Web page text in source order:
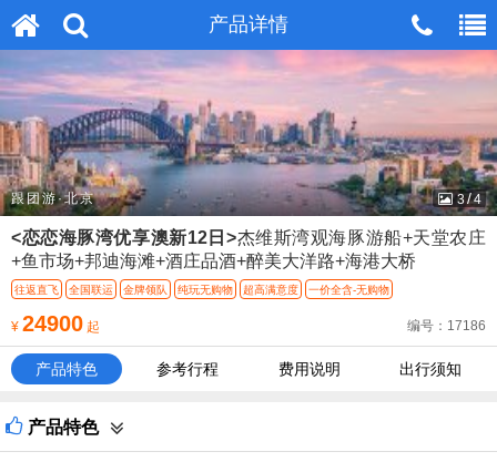
产品详情
head_m_tel.htm
4/4
跟团游·北京
<恋恋海豚湾优享澳新12日>杰维斯湾观海豚游船+天堂农庄
+鱼市场+邦迪海滩+酒庄品酒+醉美大洋路+海港大桥
往返直飞 全国联运 金牌领队 纯玩无购物 超高满意度 一价全含-无购物
¥ 24900 起 编号：17186
产品特色 参考行程 费用说明 出行须知
产品特色